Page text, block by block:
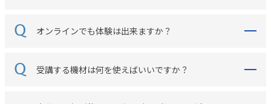
オンラインでも体験は出来ますか？
受講する機材は何を使えばいいですか？